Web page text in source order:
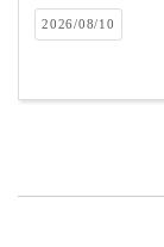
房
Q&A
2026/08/10